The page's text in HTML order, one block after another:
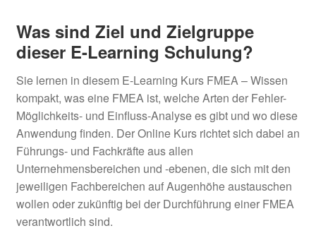
Was sind Ziel und Zielgruppe
dieser E-Learning Schulung?
Sie lernen in diesem E-Learning Kurs FMEA – Wissen
kompakt, was eine FMEA ist, welche Arten der Fehler-
Möglichkeits- und Einfluss-Analyse es gibt und wo diese
Anwendung finden. Der Online Kurs richtet sich dabei an
Führungs- und Fachkräfte aus allen
Unternehmensbereichen und -ebenen, die sich mit den
jeweiligen Fachbereichen auf Augenhöhe austauschen
wollen oder zukünftig bei der Durchführung einer FMEA
verantwortlich sind.